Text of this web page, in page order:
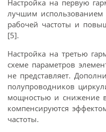
Настройка на первую
лучшим использованием
рабочей частоты и
[5].
Настройка на третью
схеме параметров
не представляет.
полупроводников
мощностью и снижение
компенсируются
частоты.